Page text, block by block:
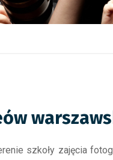
szkoły zajęcia